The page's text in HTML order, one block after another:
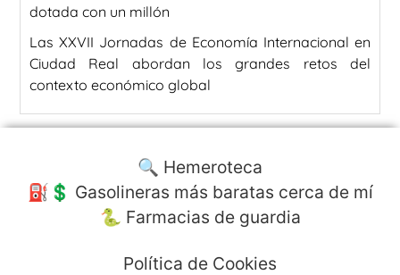
dotada con un millón
Las XXVII Jornadas de Economía Internacional en
Ciudad Real abordan los grandes retos del
contexto económico global
🔍 Hemeroteca
⛽️💲 Gasolineras más baratas cerca de mí
🐍 Farmacias de guardia
Política de Cookies